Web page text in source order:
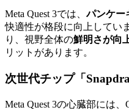
Meta Quest 3では、パンケー
快適性が格段に向上してい
り、視野全体の鮮明さが向
リットがあります。
次世代チップ「
Meta Quest 3の心臓部には、